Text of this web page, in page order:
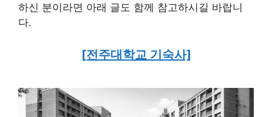
하신 분이라면 아래 글도 함께 참고하시길 바랍니
다.
[전주대학교 기숙사]